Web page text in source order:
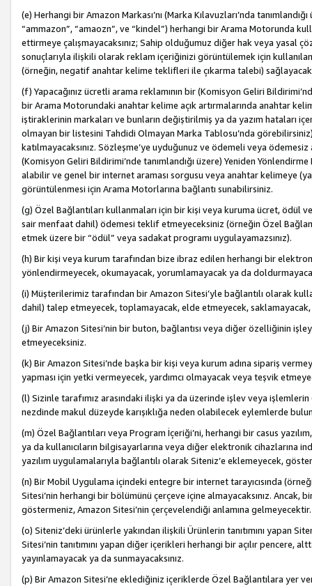
(e) Herhangi bir Amazon Markası’nı (Marka Kılavuzları’nda
“ammazon”, “amaozn”, ve “kindel”) herhangi bir Arama Motorunda
ettirmeye çalışmayacaksınız; Sahip olduğumuz diğer hak veya yasal
sonuçlarıyla ilişkili olarak reklam içeriğinizi görüntülemek için
(örneğin, negatif anahtar kelime teklifleri ile çıkarma talebi)
(f) Yapacağınız ücretli arama reklamının bir (Komisyon Geliri
bir Arama Motorundaki anahtar kelime açık artırmalarında anahtar
iştiraklerinin markaları ve bunların değiştirilmiş ya da yazım hataları
olmayan bir listesini Tahdidi Olmayan Marka Tablosu’nda
katılmayacaksınız. Sözleşme’ye uyduğunuz ve ödemeli veya
(Komisyon Geliri Bildirimi’nde tanımlandığı üzere) Yeniden
alabilir ve genel bir internet araması sorgusu veya anahtar kelimeye
görüntülenmesi için Arama Motorlarına bağlantı sunabilirsiniz.
(g) Özel Bağlantıları kullanmaları için bir kişi veya kuruma ücret, ödül
sair menfaat dahil) ödemesi teklif etmeyeceksiniz (örneğin Özel
etmek üzere bir “ödül” veya sadakat programı uygulayamazsınız).
(h) Bir kişi veya kurum tarafından bize ibraz edilen herhangi bir
yönlendirmeyecek, okumayacak, yorumlamayacak ya da
(i) Müşterilerimiz tarafından bir Amazon Sitesi’yle bağlantılı olarak
dahil) talep etmeyecek, toplamayacak, elde etmeyecek,
(j) Bir Amazon Sitesi’nin bir buton, bağlantısı veya diğer özelliğinin
etmeyeceksiniz.
(k) Bir Amazon Sitesi’nde başka bir kişi veya kurum adına sipariş
yapması için yetki vermeyecek, yardımcı olmayacak veya teşvik
(l) Sizinle tarafımız arasındaki ilişki ya da üzerinde işlev veya
nezdinde makul düzeyde karışıklığa neden olabilecek eylemlerde
(m) Özel Bağlantıları veya Program İçeriği’ni, herhangi bir casus
ya da kullanıcıların bilgisayarlarına veya diğer elektronik
yazılım uygulamalarıyla bağlantılı olarak Siteniz’e eklemeyecek,
(n) Bir Mobil Uygulama içindeki entegre bir internet tarayıcısında
Sitesi’nin herhangi bir bölümünü çerçeve içine almayacaksınız. Ancak,
göstermeniz, Amazon Sitesi’nin çerçevelendiği anlamına gelmeyecektir.
(o) Siteniz’deki ürünlerle yakından ilişkili Ürünlerin tanıtımını yapan
Sitesi’nin tanıtımını yapan diğer içerikleri herhangi bir açılır pencere,
yayınlamayacak ya da sunmayacaksınız.
(p) Bir Amazon Sitesi’ne eklediğiniz içeriklerde Özel Bağlantılara yer